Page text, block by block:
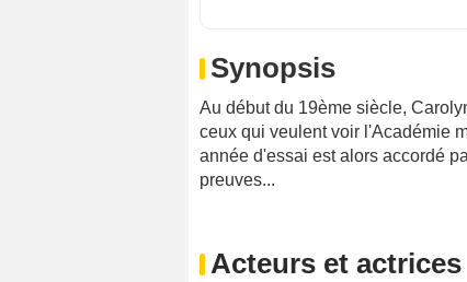
Synopsis
Au début du 19ème siècle,
ceux qui veulent voir l'Académie
année d'essai est alors accordé
preuves...
Acteurs et actrices